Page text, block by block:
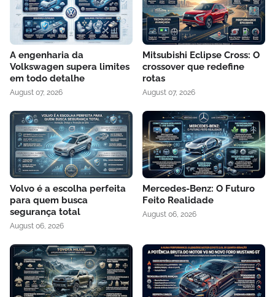
A engenharia da
Volkswagen supera limites
em todo detalhe
August 07, 2026
Mitsubishi Eclipse Cross: O
crossover que redefine
rotas
August 07, 2026
Volvo é a escolha perfeita
para quem busca
segurança total
August 06, 2026
Mercedes-Benz: O Futuro
Feito Realidade
August 06, 2026